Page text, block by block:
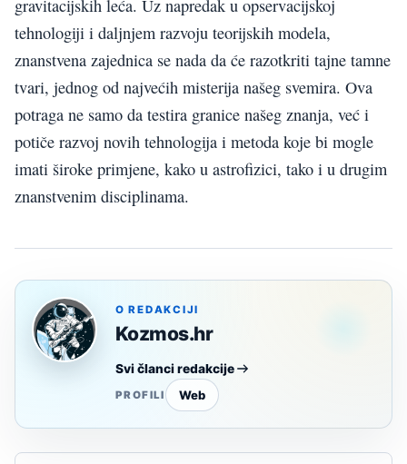
gravitacijskih leća. Uz napredak u opservacijskoj
tehnologiji i daljnjem razvoju teorijskih modela,
znanstvena zajednica se nada da će razotkriti tajne tamne
tvari, jednog od najvećih misterija našeg svemira. Ova
potraga ne samo da testira granice našeg znanja, već i
potiče razvoj novih tehnologija i metoda koje bi mogle
imati široke primjene, kako u astrofizici, tako i u drugim
znanstvenim disciplinama.
O REDAKCIJI
Kozmos.hr
Svi članci redakcije
PROFILI Web